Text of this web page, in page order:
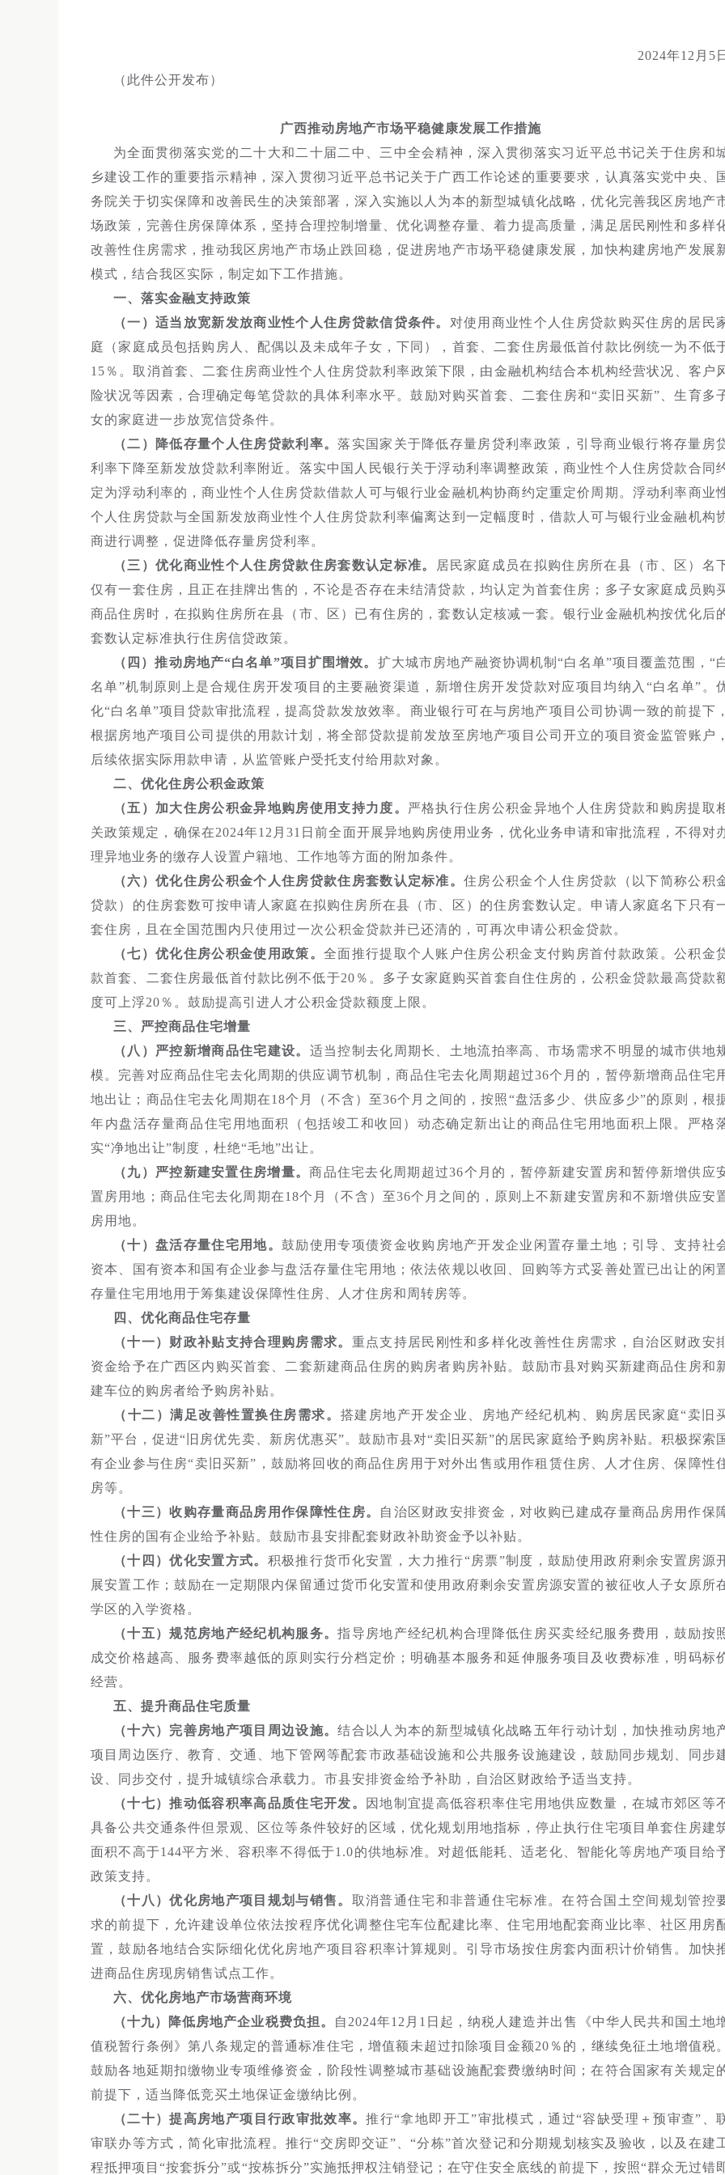
2024年12月5日
（此件公开发布）
广西推动房地产市场平稳健康发展工作措施
为全面贯彻落实党的二十大和二十届二中、三中全会精神，深入贯彻落实习近平总书记关于住房和
乡建设工作的重要指示精神，深入贯彻习近平总书记关于广西工作论述的重要要求，认真落实党中央、
务院关于切实保障和改善民生的决策部署，深入实施以人为本的新型城镇化战略，优化完善我区房地产
场政策，完善住房保障体系，坚持合理控制增量、优化调整存量、着力提高质量，满足居民刚性和多样
改善性住房需求，推动我区房地产市场止跌回稳，促进房地产市场平稳健康发展，加快构建房地产发展
模式，结合我区实际，制定如下工作措施。
一、落实金融支持政策
（一）适当放宽新发放商业性个人住房贷款信贷条件。 对使用商业性个人住房贷款购买住房的居民
庭（家庭成员包括购房人、配偶以及未成年子女，下同），首套、二套住房最低首付款比例统一为不低
15％。取消首套、二套住房商业性个人住房贷款利率政策下限，由金融机构结合本机构经营状况、客户
险状况等因素，合理确定每笔贷款的具体利率水平。鼓励对购买首套、二套住房和“卖旧买新”、生育多
女的家庭进一步放宽信贷条件。
（二）降低存量个人住房贷款利率。落实国家关于降低存量房贷利率政策，引导商业银行将存量房
利率下降至新发放贷款利率附近。落实中国人民银行关于浮动利率调整政策，商业性个人住房贷款合同
定为浮动利率的，商业性个人住房贷款借款人可与银行业金融机构协商约定重定价周期。浮动利率商业
个人住房贷款与全国新发放商业性个人住房贷款利率偏离达到一定幅度时，借款人可与银行业金融机构
商进行调整，促进降低存量房贷利率。
（三）优化商业性个人住房贷款住房套数认定标准。
居民家庭成员在拟购住房所在县（市、区）名
仅有一套住房，且正在挂牌出售的，不论是否存在未结清贷款，均认定为首套住房；多子女家庭成员购
商品住房时，在拟购住房所在县（市、区）已有住房的，套数认定核减一套。银行业金融机构按优化后
套数认定标准执行住房信贷政策。
（四）推动房地产“白名单”项目扩围增效。 扩大城市房地产融资协调机制“白名单”项目覆盖范围，“
名单”机制原则上是合规住房开发项目的主要融资渠道，新增住房开发贷款对应项目均纳入“白名单”。
化“白名单”项目贷款审批流程，提高贷款发放效率。商业银行可在与房地产项目公司协调一致的前提下，
根据房地产项目公司提供的用款计划，将全部贷款提前发放至房地产项目公司开立的项目资金监管账户，
后续依据实际用款申请，从监管账户受托支付给用款对象。
二、优化住房公积金政策
（五）加大住房公积金异地购房使用支持力度。 严格执行住房公积金异地个人住房贷款和购房提取
关政策规定，确保在2024年12月31日前全面开展异地购房使用业务，优化业务申请和审批流程，不得对
理异地业务的缴存人设置户籍地、工作地等方面的附加条件。
（六）优化住房公积金个人住房贷款住房套数认定标准。住房公积金个人住房贷款（以下简称公积
贷款）的住房套数可按申请人家庭在拟购住房所在县（市、区）的住房套数认定。申请人家庭名下只有
套住房，且在全国范围内只使用过一次公积金贷款并已还清的，可再次申请公积金贷款。
（七）优化住房公积金使用政策。 全面推行提取个人账户住房公积金支付购房首付款政策。公积金
款首套、二套住房最低首付款比例不低于20％。多子女家庭购买首套自住住房的，公积金贷款最高贷款
度可上浮20％。鼓励提高引进人才公积金贷款额度上限。
三、严控商品住宅增量
（八）严控新增商品住宅建设。 适当控制去化周期长、土地流拍率高、市场需求不明显的城市供地
模。完善对应商品住宅去化周期的供应调节机制，商品住宅去化周期超过36个月的，暂停新增商品住宅
地出让；商品住宅去化周期在18个月（不含）至36个月之间的，按照“盘活多少、供应多少”的原则，根
年内盘活存量商品住宅用地面积（包括竣工和收回）动态确定新出让的商品住宅用地面积上限。严格
实“净地出让”制度，杜绝“毛地”出让。
（九）严控新建安置住房增量。商品住宅去化周期超过36个月的，暂停新建安置房和暂停新增供应
置房用地；商品住宅去化周期在18个月（不含）至36个月之间的，原则上不新建安置房和不新增供应安
房用地。
（十）盘活存量住宅用地。 鼓励使用专项债资金收购房地产开发企业闲置存量土地；引导、支持社
资本、国有资本和国有企业参与盘活存量住宅用地；依法依规以收回、回购等方式妥善处置已出让的闲
存量住宅用地用于筹集建设保障性住房、人才住房和周转房等。
四、优化商品住宅存量
（十一）财政补贴支持合理购房需求。 重点支持居民刚性和多样化改善性住房需求，自治区财政安
资金给予在广西区内购买首套、二套新建商品住房的购房者购房补贴。鼓励市县对购买新建商品住房和
建车位的购房者给予购房补贴。
（十二）满足改善性置换住房需求。 搭建房地产开发企业、房地产经纪机构、购房居民家庭“卖旧
新”平台，促进“旧房优先卖、新房优惠买”。鼓励市县对“卖旧买新”的居民家庭给予购房补贴。积极探索
有企业参与住房“卖旧买新”，鼓励将回收的商品住房用于对外出售或用作租赁住房、人才住房、保障性
房等。
（十三）收购存量商品房用作保障性住房。
自治区财政安排资金，对收购已建成存量商品房用作保
性住房的国有企业给予补贴。鼓励市县安排配套财政补助资金予以补贴。
（十四）优化安置方式。 积极推行货币化安置，大力推行“房票”制度，鼓励使用政府剩余安置房源
展安置工作；鼓励在一定期限内保留通过货币化安置和使用政府剩余安置房源安置的被征收人子女原所
学区的入学资格。
（十五）规范房地产经纪机构服务。指导房地产经纪机构合理降低住房买卖经纪服务费用，鼓励按
成交价格越高、服务费率越低的原则实行分档定价；明确基本服务和延伸服务项目及收费标准，明码标
经营。
五、提升商品住宅质量
（十六）完善房地产项目周边设施。结合以人为本的新型城镇化战略五年行动计划，加快推动房地
项目周边医疗、教育、交通、地下管网等配套市政基础设施和公共服务设施建设，鼓励同步规划、同步
设、同步交付，提升城镇综合承载力。市县安排资金给予补助，自治区财政给予适当支持。
（十七）推动低容积率高品质住宅开发。
因地制宜提高低容积率住宅用地供应数量，在城市郊区等
具备公共交通条件但景观、区位等条件较好的区域，优化规划用地指标，停止执行住宅项目单套住房建
面积不高于144平方米、容积率不得低于1.0的供地标准。对超低能耗、适老化、智能化等房地产项目给
政策支持。
（十八）优化房地产项目规划与销售。 取消普通住宅和非普通住宅标准。在符合国土空间规划管控
求的前提下，允许建设单位依法按程序优化调整住宅车位配建比率、住宅用地配套商业比率、社区用房
置，鼓励各地结合实际细化优化房地产项目容积率计算规则。引导市场按住房套内面积计价销售。加快
进商品住房现房销售试点工作。
六、优化房地产市场营商环境
（十九）降低房地产企业税费负担。
自2024年12月1日起，纳税人建造并出售《中华人民共和国土地
值税暂行条例》第八条规定的普通标准住宅，增值额未超过扣除项目金额20％的，继续免征土地增值税。
鼓励各地延期扣缴物业专项维修资金，阶段性调整城市基础设施配套费缴纳时间；在符合国家有关规定
前提下，适当降低竞买土地保证金缴纳比例。
（二十）提高房地产项目行政审批效率。推行“拿地即开工”审批模式，通过“容缺受理＋预审查”、
审联办等方式，简化审批流程。推行“交房即交证”、“分栋”首次登记和分期规划核实及验收，以及在建
程抵押项目“按套拆分”或“按栋拆分”实施抵押权注销登记；在守住安全底线的前提下，按照“群众无过错